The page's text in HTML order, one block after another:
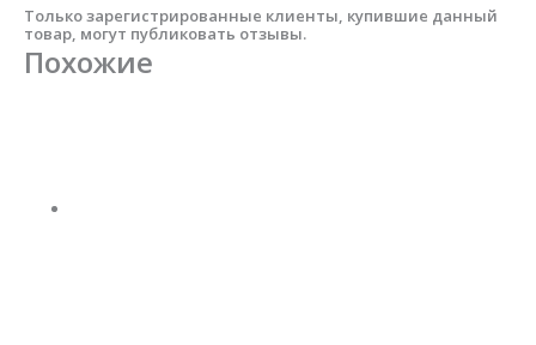
Только зарегистрированные клиенты, купившие данный
товар, могут публиковать отзывы.
Похожие